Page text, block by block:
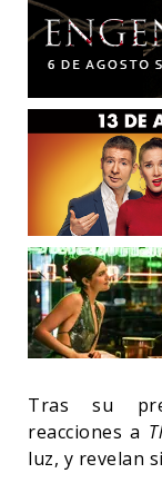
Tras su
reacciones a
luz, y revelan si